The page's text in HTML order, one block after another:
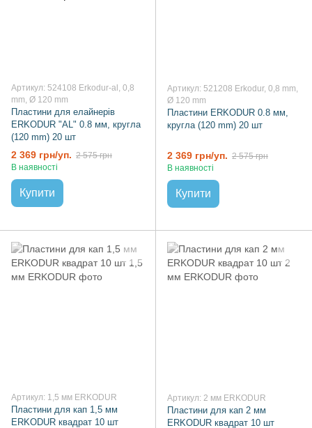
Артикул: 524108 Erkodur-al, 0,8
mm, Ø 120 mm
Пластини для елайнерів
ERKODUR "AL" 0.8 мм, кругла
(120 mm) 20 шт
2 369 грн/уп. 2 575 грн
В наявності
Купити
Артикул: 521208 Erkodur, 0,8 mm,
Ø 120 mm
Пластини ERKODUR 0.8 мм,
кругла (120 mm) 20 шт
2 369 грн/уп. 2 575 грн
В наявності
Купити
Артикул: 1,5 мм ERKODUR
Пластини для кап 1,5 мм
ERKODUR квадрат 10 шт
Артикул: 2 мм ERKODUR
Пластини для кап 2 мм
ERKODUR квадрат 10 шт